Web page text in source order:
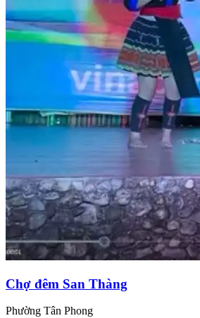
Chợ đêm San Thàng
Phường Tân Phong